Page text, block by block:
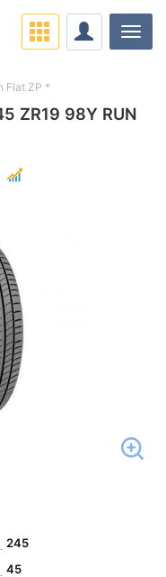
ZR19 98Y RUN
245
45
Flat ZP *